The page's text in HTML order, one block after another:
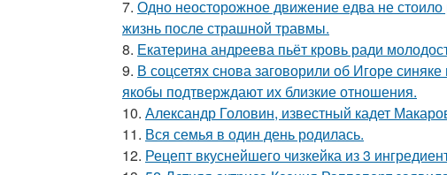
7. Одно неосторожное движение едва не
жизнь после страшной травмы.
8. Екатерина андреева пьёт кровь ради
9. В соцсетях снова заговорили об Игоре
якобы подтверждают их близкие отношения.
10. Александр Головин, известный кадет
11. Вся семья в один день родилась.
12. Рецепт вкуснейшего чизкейка из 3